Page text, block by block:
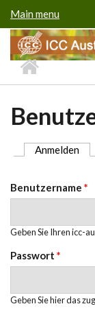
Main menu
Anmelden
Benutzername *
Geben Sie Ihren icc-
Passwort *
Geben Sie hier das